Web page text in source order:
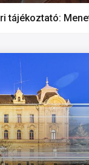
tájékoztató: